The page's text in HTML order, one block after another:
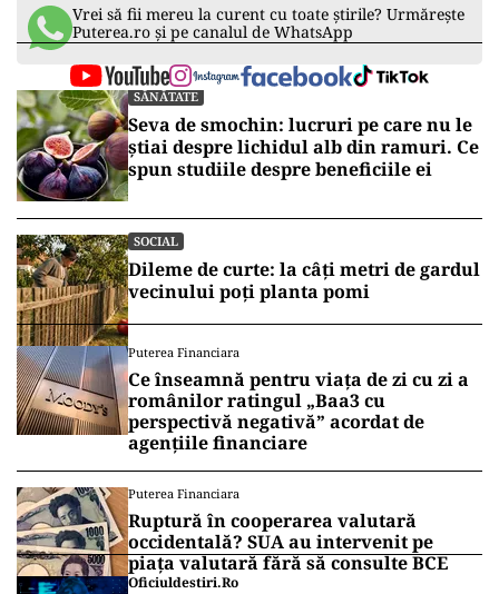
Vrei să fii mereu la curent cu toate știrile? Urmărește
Puterea.ro și pe canalul de WhatsApp
SĂNĂTATE
Seva de smochin: lucruri pe care nu le
știai despre lichidul alb din ramuri. Ce
spun studiile despre beneficiile ei
SOCIAL
Dileme de curte: la câți metri de gardul
vecinului poți planta pomi
Puterea Financiara
Ce înseamnă pentru viața de zi cu zi a
românilor ratingul „Baa3 cu
perspectivă negativă” acordat de
agențiile financiare
Puterea Financiara
Ruptură în cooperarea valutară
occidentală? SUA au intervenit pe
piața valutară fără să consulte BCE
Oficiuldestiri.ro